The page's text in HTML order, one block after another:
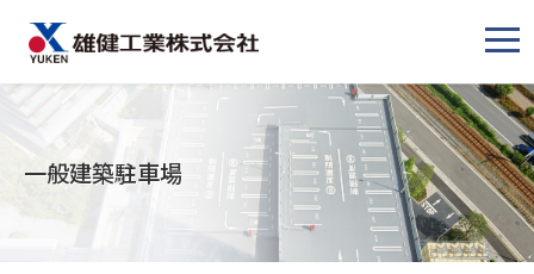
メ
ュ
ー
一般建築駐車場